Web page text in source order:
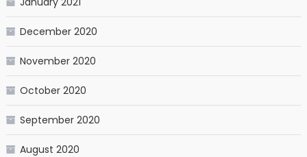
December 2020
November 2020
October 2020
September 2020
August 2020